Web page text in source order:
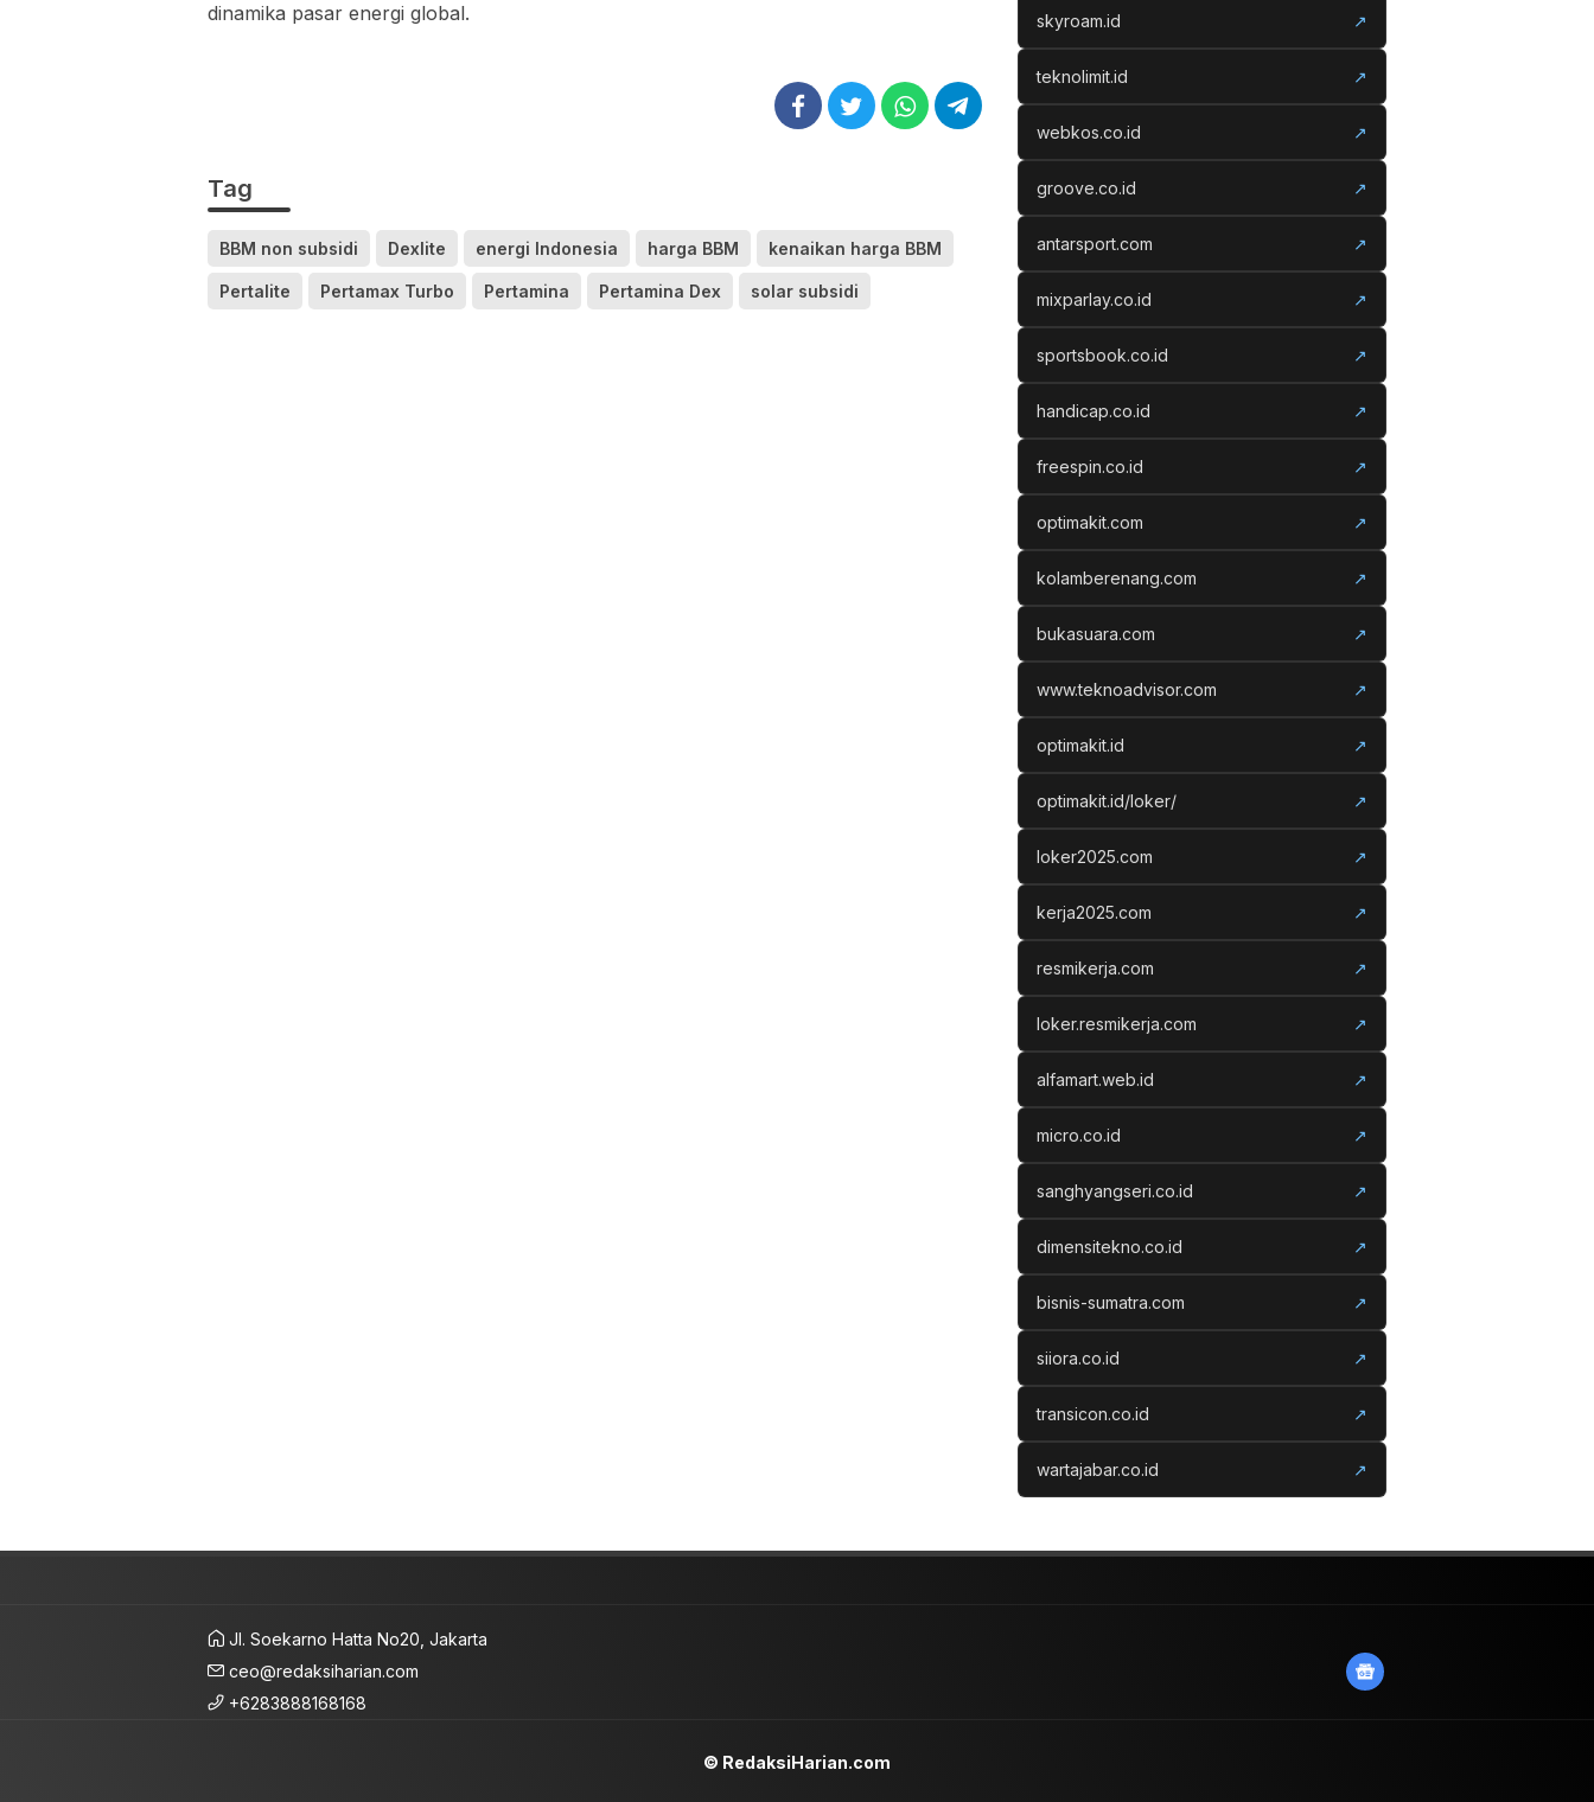
dinamika pasar energi global.
Tag
BBM non subsidi Dexlite energi Indonesia harga BBM kenaikan harga BBM
Pertalite Pertamax Turbo Pertamina Pertamina Dex solar subsidi
skyroam.id ↗
teknolimit.id ↗
webkos.co.id ↗
groove.co.id ↗
antarsport.com ↗
mixparlay.co.id ↗
sportsbook.co.id ↗
handicap.co.id ↗
freespin.co.id ↗
optimakit.com ↗
kolamberenang.com ↗
bukasuara.com ↗
www.teknoadvisor.com ↗
optimakit.id ↗
optimakit.id/loker/ ↗
loker2025.com ↗
kerja2025.com ↗
resmikerja.com ↗
loker.resmikerja.com ↗
alfamart.web.id ↗
micro.co.id ↗
sanghyangseri.co.id ↗
dimensitekno.co.id ↗
bisnis-sumatra.com ↗
siiora.co.id ↗
transicon.co.id ↗
wartajabar.co.id ↗
Jl. Soekarno Hatta No20, Jakarta
ceo@redaksiharian.com
+6283888168168
© RedaksiHarian.com